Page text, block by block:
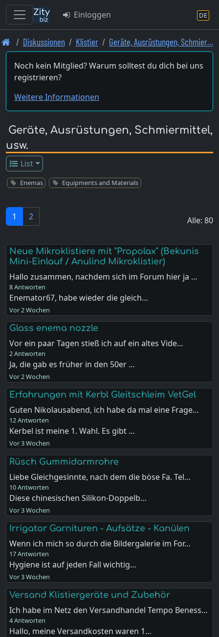
Skip
to
main
content
Einloggen DE
Diskussionen Klistier Geräte, Ausrüstungen, Schmier…
Noch kein Mitglied? Warum solltest du dich bei uns
registrieren?
Weitere Informationen
Geräte, Ausrüstungen, Schmiermittel,
usw.
List
Enemas Equipments and Materials
1 2 Alle: 80
Neue Mikroklistiere mit "Propolax" (Bekunis
Mini-Einlauf / Anulind Mikroklistier)
Hallo zusammen, nachdem sich im Forum hier ja …
8 Antworten
Enemator67, habe wieder die gleich…
Vor 2 Wochen
Glass enema nozzle
Vor ein paar Tagen stieß ich auf ein altes Vide…
2 Antworten
Ja, die gab es früher in den 50er …
Vor 2 Wochen
Erfahrungen mit Kerbl Gleitschleim VetGel
Guten Nikolausabend, ich habe da mal eine Frage…
12 Antworten
Kerbel ist meine 1. Wahl. Es gibt …
Vor 3 Wochen
Rüsch Gummidarmrohre
Liebe Gleichgesinnte, nach dem die böse Fa. Tel…
10 Antworten
Diese chinesischen Silikon-Doppelb…
Vor 3 Wochen
Irrigator Garnituren - Aufsätze - Kanülen
Wenn ich mich so durch die Bildergalerie im For…
17 Antworten
Hygiene ist auf jeden Fall wichtig…
Vor 3 Wochen
Versand Klistiergeräte und Zubehör
Ich habe im Netz den Versandhandel Tempo Beness…
4 Antworten
Hallo, meine Versandkosten waren 1…